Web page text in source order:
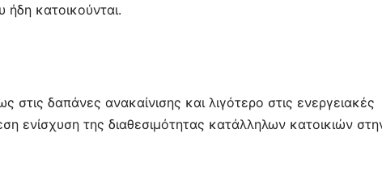
ήδη κατοικούνται.
δαπάνες ανακαίνισης και λιγότερο στις ενεργειακές
ενίσχυση της διαθεσιμότητας κατάλληλων κατοικιών